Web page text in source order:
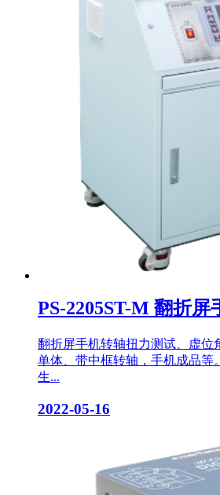
PS-2205ST-M 翻折
翻折屏手机转轴扭力测试、虚位
单体、带中框转轴，手机成品等
生...
2022-05-16